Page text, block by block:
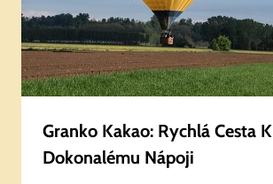
Granko Kakao: Rychlá Cesta K
Dokonalému Nápoji